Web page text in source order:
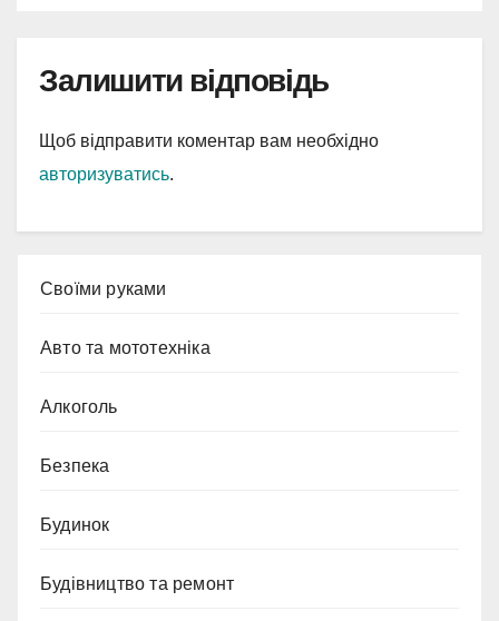
Залишити відповідь
Щоб відправити коментар вам необхідно
авторизуватись.
Cвоїми руками
Авто та мототехніка
Алкоголь
Безпека
Будинок
Будівництво та ремонт